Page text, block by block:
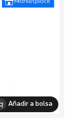
Añadir a bolsa